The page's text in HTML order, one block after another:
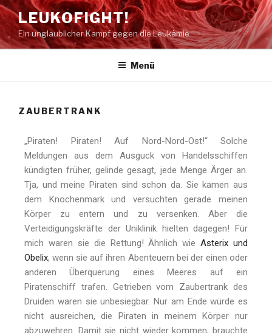
LEUKOFIGHT!
Ein unglaublicher Kampf gegen die Leukämie
Menü
ZAUBERTRANK
„Piraten! Piraten! Auf Nord-Nord-Ost!“ Solche
Meldungen aus dem Ausguck von Handelsschiffen
kündigten früher, gelinde gesagt, jede Menge Ärger an.
Tja, und meine Piraten sind schon da. Sie kamen aus
dem Knochenmark und versuchten gerade meinen
Körper zu entern und zu versenken. Aber die
Verteidigungskräfte der Uniklinik hielten dagegen! Für
mich waren sie die Rettung! Ähnlich wieAsterix und
Obelix, wenn sie auf ihren Abenteuern bei der einen oder
anderen Überquerung eines Meeres auf ein
Piratenschiff trafen. Getrieben vom Zaubertrank des
Druiden waren sie unbesiegbar. Nur am Ende würde es
nicht ausreichen, die Piraten in meinem Körper nur
abzuwehren. Damit sie nicht wieder kommen, brauchte